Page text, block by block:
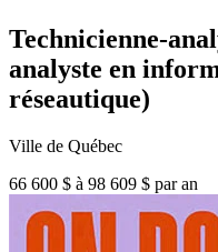
Technicienne-
analyste en
réseautique)
Ville de Québec
66 600 $ à 98 609 $ par an